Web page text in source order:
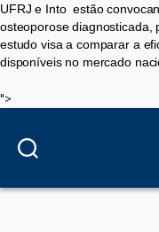
UFRJ e Into estão
osteoporose diagnosticada,
estudo visa a comparar a
disponíveis no mercado
">